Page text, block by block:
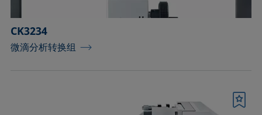
CK3234
微滴分析转换组
书签